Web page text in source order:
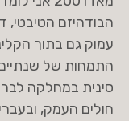
הבודהיזם הטיבטי,
עמוק גם בתוך
התמחות של
סינית במחלקה
חולים העמק,